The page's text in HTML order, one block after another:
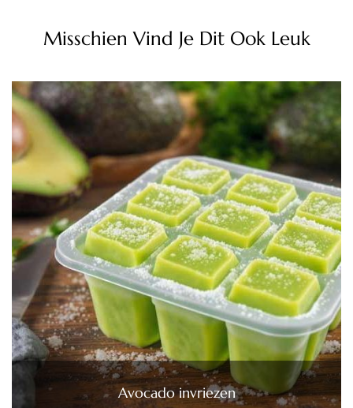
Misschien Vind Je Dit Ook Leuk
Avocado invriezen